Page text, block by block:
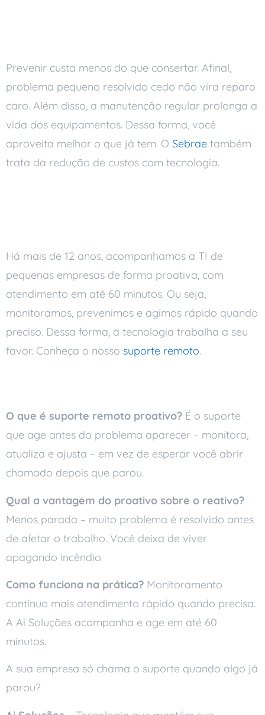
Prevenir custa menos do que consertar. Afinal,
problema pequeno resolvido cedo não vira reparo
caro. Além disso, a manutenção regular prolonga a
vida dos equipamentos. Dessa forma, você
aproveita melhor o que já tem. O Sebrae também
trata da redução de custos com tecnologia.
Há mais de 12 anos, acompanhamos a TI de
pequenas empresas de forma proativa, com
atendimento em até 60 minutos. Ou seja,
monitoramos, prevenimos e agimos rápido quando
preciso. Dessa forma, a tecnologia trabalha a seu
favor. Conheça o nosso suporte remoto.
O que é suporte remoto proativo? É o suporte
que age antes do problema aparecer – monitora,
atualiza e ajusta – em vez de esperar você abrir
chamado depois que parou.
Qual a vantagem do proativo sobre o reativo?
Menos parada – muito problema é resolvido antes
de afetar o trabalho. Você deixa de viver
apagando incêndio.
Como funciona na prática? Monitoramento
contínuo mais atendimento rápido quando precisa.
A Ai Soluções acompanha e age em até 60
minutos.
A sua empresa só chama o suporte quando algo já
parou?